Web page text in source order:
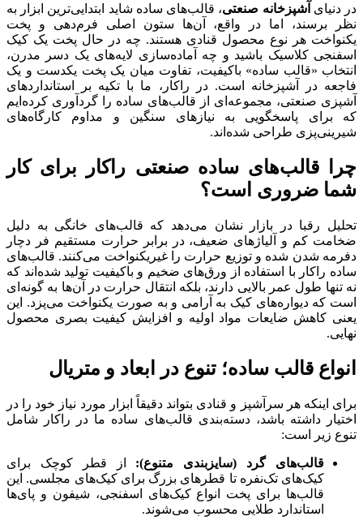
در دنیای آشپزخانه صنعتی، قالب‌های ساده شاید ابتدایی‌ترین ابزار به
نظر برسند، اما در واقع، آن‌ها ستون اصلی فرم‌دهی و پخت
یکنواخت هر نوع محصول قنادی هستند. چه در حال پخت یک کیک
اسفنجی کلاسیک باشید و چه آماده‌سازی لایه‌های یک دسر مدرن،
انتخاب «قالب ساده» باکیفیت، تفاوت میان یک پخت یکدست و یک
فاجعه در آشپزخانه است. در راکار، ما با تکیه بر استانداردهای
آشپزی صنعتی، مجموعه‌ای از قالب‌های ساده را گردآوری کرده‌ایم
که برای پاسخگویی به نیازهای سنگین و مداوم کارگاه‌های
شیرینی‌پزی طراحی شده‌اند.
چرا قالب‌های ساده صنعتی راکار برای کار
شما ضروری است؟
تحلیل رقبا در بازار نشان می‌دهد که قالب‌های خانگی به دلیل
ضخامت کم و آلیاژهای ضعیف، در برابر حرارت مستقیم فر دچار
دفرمه شدن شده و توزیع حرارت را غیریکنواخت می‌کنند. قالب‌های
ساده راکار با استفاده از ورق‌های ضخیم و باکیفیت تولید شده‌اند که
نه تنها طول عمر بالایی دارند، بلکه انتقال حرارت در آن‌ها به گونه‌ای
است که دیواره‌های کیک به آرامی و به صورت یکنواخت می‌پزد. این
یعنی کاهش ضایعات مواد اولیه و افزایش کیفیت بصری محصول
نهایی.
انواع قالب ساده؛ تنوع در ابعاد و متریال
برای اینکه هر سرآشپز و قنادی بتواند دقیقاً ابزار مورد نیاز خود را در
اختیار داشته باشد، دسته‌بندی قالب‌های ساده ما در راکار شامل
تنوع زیر است:
قالب‌های گرد (سایزبندی متنوع): از قطر کوچک برای
کیک‌های تک‌نفره تا قطرهای بزرگ برای کیک‌های مجلسی. این
قالب‌ها برای پخت انواع کیک‌های اسفنجی، شیفون و پای‌ها
استاندارد طلایی محسوب می‌شوند.